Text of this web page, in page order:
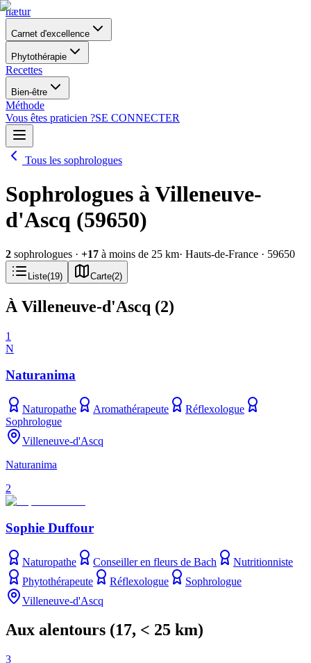
nætur
Carnet d'excellence
Phytothérapie
Recettes
Bien-être
Méthode
Vous êtes praticien ?SE CONNECTER
Tous les sophrologues
Sophrologues à Villeneuve-
d'Ascq (59650)
2 sophrologues · +17 à moins de 25 km· Hauts-de-France · 59650
Liste(19) Carte(2)
À Villeneuve-d'Ascq (2)
1
N
Naturanima
Naturopathe Aromathérapeute
Réflexologue
Sophrologue
Villeneuve-d'Ascq
Naturanima
2
Sophie Duffour
Naturopathe Conseiller en fleurs de Bach
Nutritionniste
Phytothérapeute
Réflexologue
Sophrologue
Villeneuve-d'Ascq
Aux alentours (17, < 25 km)
3